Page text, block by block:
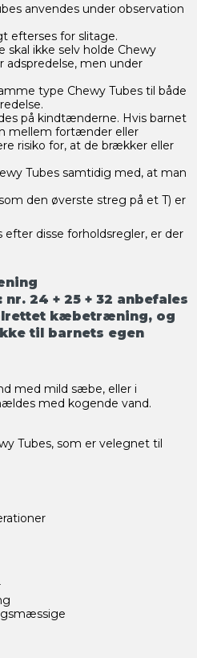
anvendes under observation
efterses for slitage.
skal ikke selv holde Chewy
men under
type Chewy Tubes til både
på kindtænderne. Hvis barnet
mellem fortænder eller
risiko for, at de brækker eller
Tubes samtidig med, at man
den øverste streg på et T) er
efter disse forholdsregler, er der
nr. 24 + 25 + 32 anbefales
kæbetræning, og
til barnets egen
med mild sæbe, eller i
med kogende vand.
Tubes, som er velegnet til